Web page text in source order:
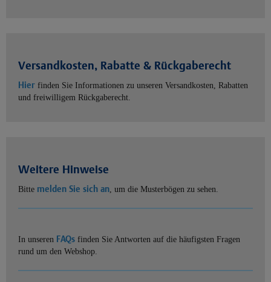
Versandkosten, Rabatte & Rückgaberecht
Hier finden Sie Informationen zu unseren Versandkosten, Rabatten
und freiwilligem Rückgaberecht.
Weitere Hinweise
Bitte melden Sie sich an, um die Musterbögen zu sehen.
In unseren FAQs finden Sie Antworten auf die häufigsten Fragen
rund um den Webshop.